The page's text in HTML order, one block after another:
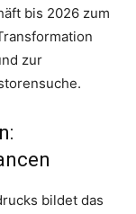
bis 2026 zum
zur
bildet das